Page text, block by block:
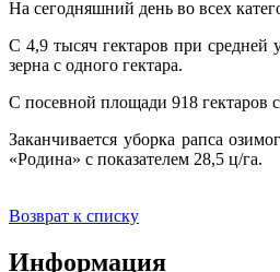
На сегодняшний день во всех
С 4,9 тысяч гектаров при
зерна с одного гектара.
С посевной площади 918 гектаров
Заканчивается уборка рапса
«Родина» с показателем 28,5 ц/га.
Возврат к списку
Информация